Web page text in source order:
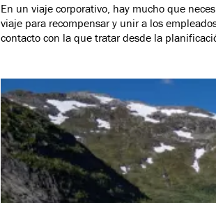
En un viaje corporativo, hay mucho que
viaje para recompensar y unir a los
contacto con la que tratar desde la